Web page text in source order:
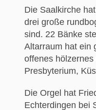
Die Saalkirche
drei große
sind. 22 Bänke
Altarraum hat ein
offenes
Presbyterium,
Die Orgel hat
Echterdingen bei